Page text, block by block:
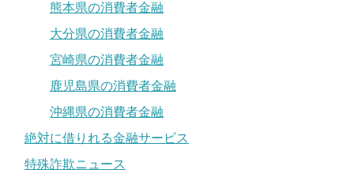
熊本県の消費者金融
大分県の消費者金融
宮崎県の消費者金融
鹿児島県の消費者金融
沖縄県の消費者金融
絶対に借りれる金融サービス
特殊詐欺ニュース